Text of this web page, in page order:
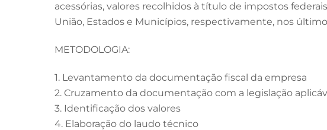
acessórias, valores recolhidos à título de impostos
União, Estados e Municípios, respectivamente, nos
METODOLOGIA:
1. Levantamento da documentação fiscal da empresa
2. Cruzamento da documentação com a legislação
3. Identificação dos valores
4. Elaboração do laudo técnico